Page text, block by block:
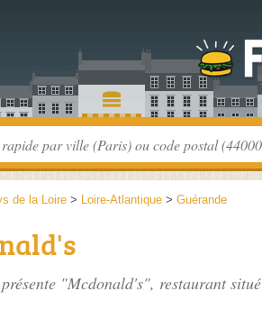
de la Loire > Loire-Atlantique > Guérande
"Mcdonald's", restaurant situé